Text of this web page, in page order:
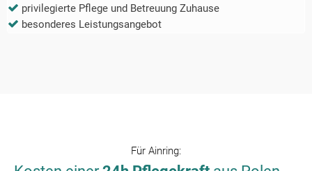
privilegierte Pflege und Betreuung Zuhause
besonderes Leistungsangebot
Für Ainring: